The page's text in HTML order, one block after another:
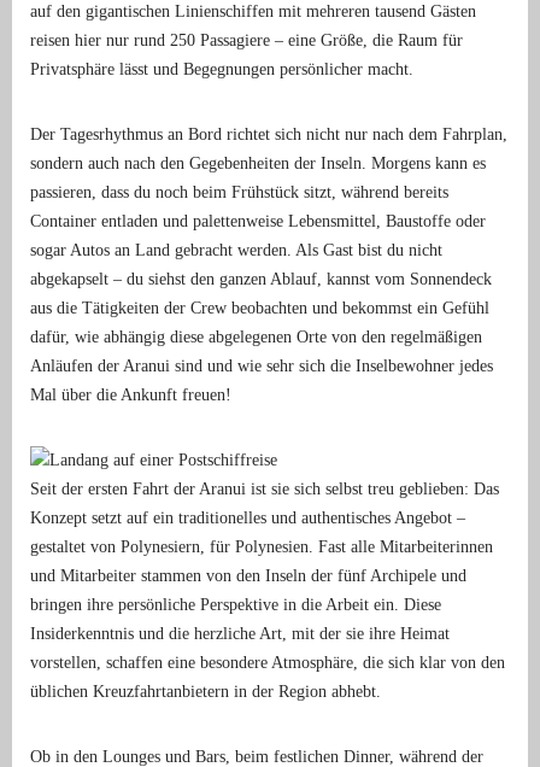
auf den gigantischen Linienschiffen mit mehreren tausend Gästen
reisen hier nur rund 250 Passagiere – eine Größe, die Raum für
Privatsphäre lässt und Begegnungen persönlicher macht.
Der Tagesrhythmus an Bord richtet sich nicht nur nach dem Fahrplan,
sondern auch nach den Gegebenheiten der Inseln. Morgens kann es
passieren, dass du noch beim Frühstück sitzt, während bereits
Container entladen und palettenweise Lebensmittel, Baustoffe oder
sogar Autos an Land gebracht werden. Als Gast bist du nicht
abgekapselt – du siehst den ganzen Ablauf, kannst vom Sonnendeck
aus die Tätigkeiten der Crew beobachten und bekommst ein Gefühl
dafür, wie abhängig diese abgelegenen Orte von den regelmäßigen
Anläufen der Aranui sind und wie sehr sich die Inselbewohner jedes
Mal über die Ankunft freuen!
Seit der ersten Fahrt der Aranui ist sie sich selbst treu geblieben: Das
Konzept setzt auf ein traditionelles und authentisches Angebot –
gestaltet von Polynesiern, für Polynesien. Fast alle Mitarbeiterinnen
und Mitarbeiter stammen von den Inseln der fünf Archipele und
bringen ihre persönliche Perspektive in die Arbeit ein. Diese
Insiderkenntnis und die herzliche Art, mit der sie ihre Heimat
vorstellen, schaffen eine besondere Atmosphäre, die sich klar von den
üblichen Kreuzfahrtanbietern in der Region abhebt.
Ob in den Lounges und Bars, beim festlichen Dinner, während der